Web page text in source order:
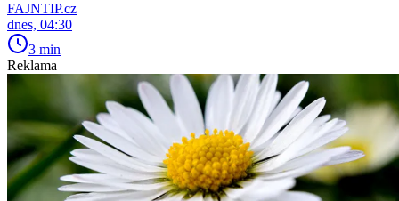
FAJNTIP.cz
dnes, 04:30
3 min
Reklama